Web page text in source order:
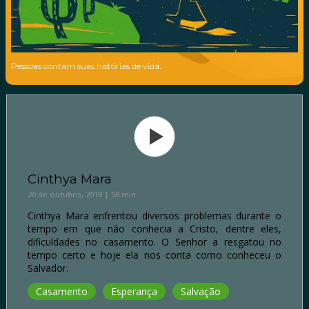
Pessoas contam suas histórias de vida.
Cinthya Mara
20 de outubro, 2018 | 58 min
Cinthya Mara enfrentou diversos problemas durante o
tempo em que não conhecia a Cristo, dentre eles,
dificuldades no casamento. O Senhor a resgatou no
tempo certo e hoje ela nos conta como conheceu o
Salvador.
Casamento
Esperança Salvação